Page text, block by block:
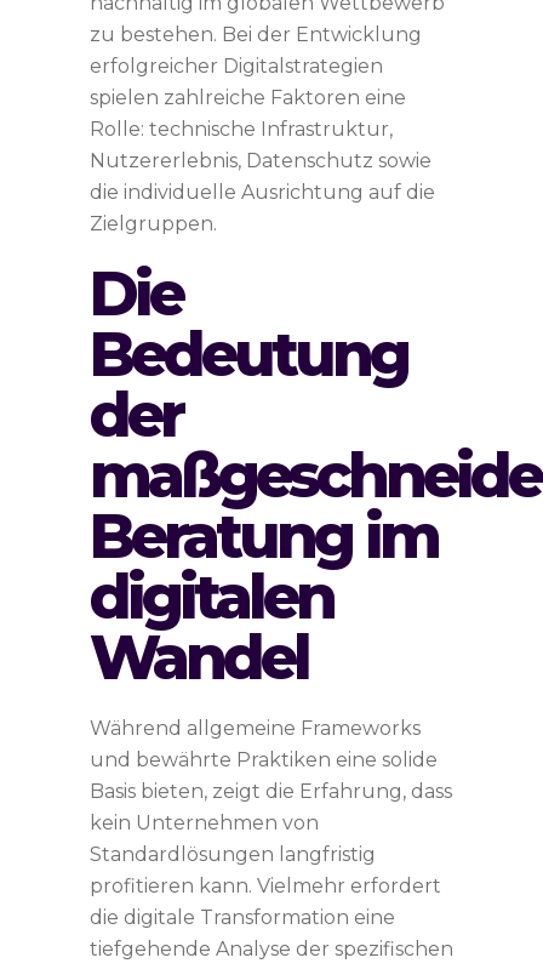
zu bestehen. Bei der Entwicklung
erfolgreicher Digitalstrategien
spielen zahlreiche Faktoren eine
Rolle: technische Infrastruktur,
Nutzererlebnis, Datenschutz sowie
die individuelle Ausrichtung auf die
Zielgruppen.
Die
Bedeutung
der
Beratung im
digitalen
Wandel
Während allgemeine Frameworks
und bewährte Praktiken eine solide
Basis bieten, zeigt die Erfahrung, dass
kein Unternehmen von
Standardlösungen langfristig
profitieren kann. Vielmehr erfordert
die digitale Transformation eine
tiefgehende Analyse der spezifischen